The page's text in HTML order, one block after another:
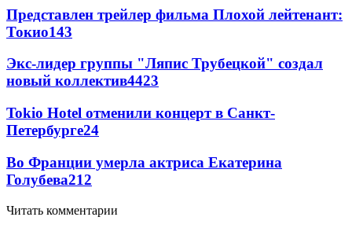
Представлен трейлер фильма Плохой лейтенант:
Токио143
Экс-лидер группы "Ляпис Трубецкой" создал
новый коллектив4423
Tokio Hotel отменили концерт в Санкт-
Петербурге24
Во Франции умерла актриса Екатерина
Голубева212
Читать комментарии